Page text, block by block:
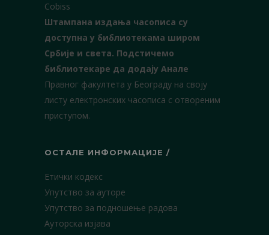
Cobiss
Штампана издања часописа су
доступна у библиотекама широм
Србије и света. Подстичемо
библиотекаре да додају Анале
Правног факултета у Београду на своју
листу електронских часописа с отвореним
приступом.
ОСТАЛЕ ИНФОРМАЦИЈЕ /
Етички кодекс
Упутство за ауторе
Упутство за подношење радова
Ауторска изјава